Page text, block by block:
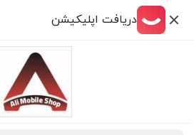
دریافت اپلیکیشن